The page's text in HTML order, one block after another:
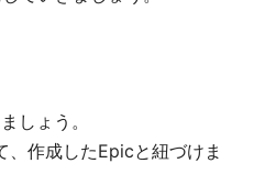
しょう。
、作成したEpicと紐づけま